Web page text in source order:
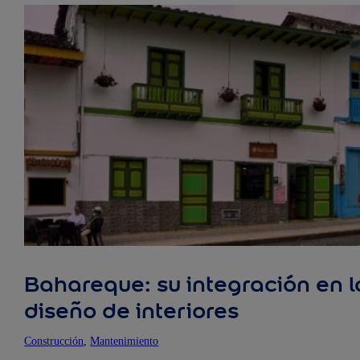
Bahareque: su integración en
diseño de interiores
Construcción , Mantenimiento